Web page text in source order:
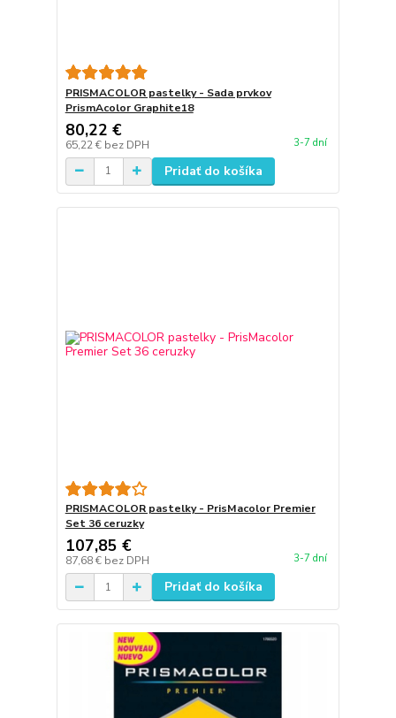
PRISMACOLOR pastelky - Sada prvkov
PrismAcolor Graphite18
80,22 €
65,22 € bez DPH 3-7 dní
Pridať do košíka
PRISMACOLOR pastelky - PrisMacolor Premier
Set 36 ceruzky
107,85 €
87,68 € bez DPH 3-7 dní
Pridať do košíka